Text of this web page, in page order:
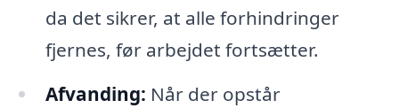
da det sikrer, at alle forhindringer
fjernes, før arbejdet fortsætter.
Afvanding: Når der opstår